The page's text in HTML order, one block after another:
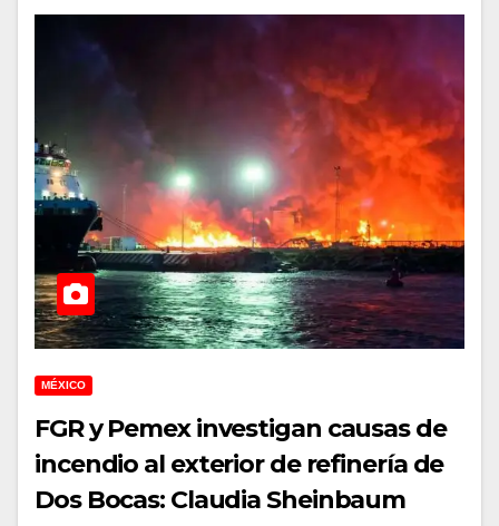
MÉXICO
FGR y Pemex investigan causas de
incendio al exterior de refinería de
Dos Bocas: Claudia Sheinbaum